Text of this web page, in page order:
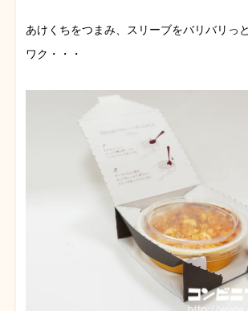
あけくちをつまみ、スリーブをバリバリっ
ワク・・・